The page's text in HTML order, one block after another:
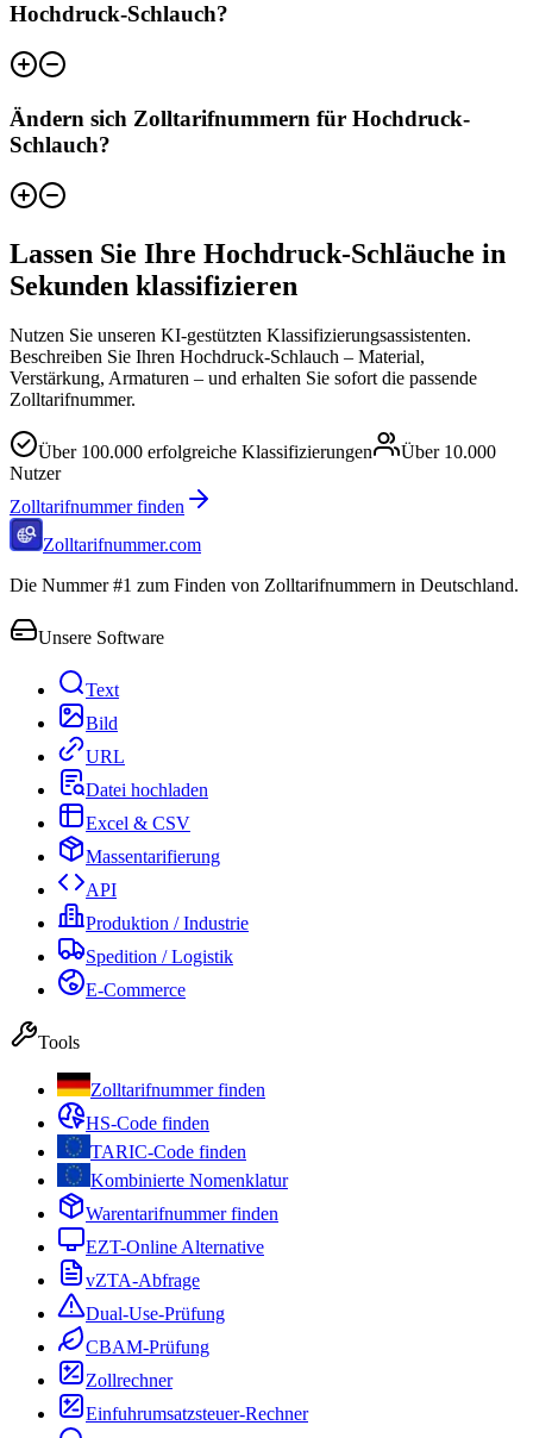
Hochdruck-Schlauch?
Ändern sich Zolltarifnummern für Hochdruck-
Schlauch?
Lassen Sie Ihre Hochdruck-Schläuche in
Sekunden klassifizieren
Nutzen Sie unseren KI-gestützten Klassifizierungsassistenten.
Beschreiben Sie Ihren Hochdruck-Schlauch – Material,
Verstärkung, Armaturen – und erhalten Sie sofort die passende
Zolltarifnummer.
Über 100.000 erfolgreiche Klassifizierungen Über 10.000
Nutzer
Zolltarifnummer finden
Zolltarifnummer.com
Die Nummer #1 zum Finden von Zolltarifnummern in Deutschland.
Unsere Software
Text
Bild
URL
Datei hochladen
Excel & CSV
Massentarifierung
API
Produktion / Industrie
Spedition / Logistik
E-Commerce
Tools
Zolltarifnummer finden
HS-Code finden
TARIC-Code finden
Kombinierte Nomenklatur
Warentarifnummer finden
EZT-Online Alternative
vZTA-Abfrage
Dual-Use-Prüfung
CBAM-Prüfung
Zollrechner
Einfuhrumsatzsteuer-Rechner